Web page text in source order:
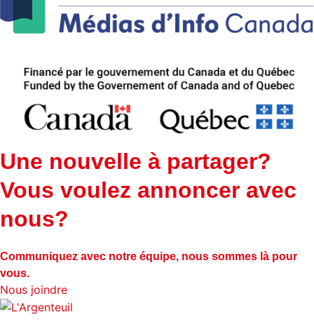
Une nouvelle à partager?
Vous voulez annoncer avec
nous?
Communiquez avec notre équipe, nous sommes là pour
vous.
Nous joindre